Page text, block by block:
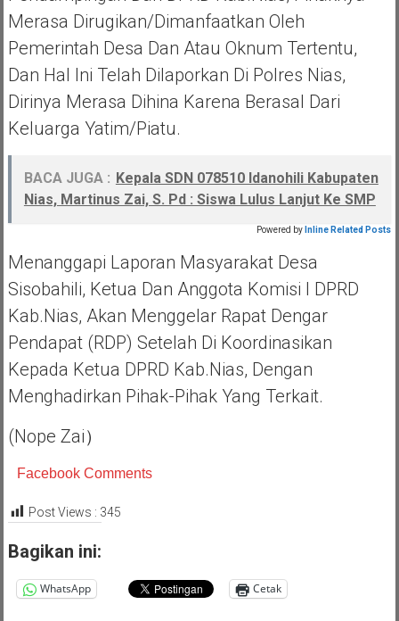
Merasa Dirugikan/dimanfaatkan Oleh
Pemerintah Desa Dan Atau Oknum Tertentu,
Dan Hal Ini Telah Dilaporkan Di Polres Nias,
Dirinya Merasa Dihina Karena Berasal Dari
Keluarga Yatim/piatu.
BACA JUGA : Kepala SDN 078510 Idanohili Kabupaten
Nias, Martinus Zai, S. Pd : Siswa Lulus Lanjut Ke SMP
Powered by Inline Related Posts
Menanggapi Laporan Masyarakat Desa
Sisobahili, Ketua Dan Anggota Komisi I DPRD
Kab.Nias, Akan Menggelar Rapat Dengar
Pendapat (RDP) Setelah Di Koordinasikan
Kepada Ketua DPRD Kab.Nias, Dengan
Menghadirkan Pihak-Pihak Yang Terkait.
(Nope Zai）
Facebook Comments
Post Views : 345
Bagikan ini:
WhatsApp Cetak